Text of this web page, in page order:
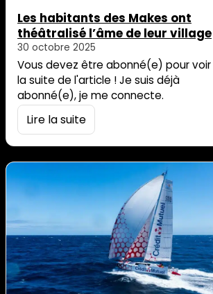
Les habitants des Makes ont
théâtralisé l’âme de leur village
30 octobre 2025
Vous devez être abonné(e) pour voir
la suite de l'article ! Je suis déjà
abonné(e), je me connecte.
Lire la suite